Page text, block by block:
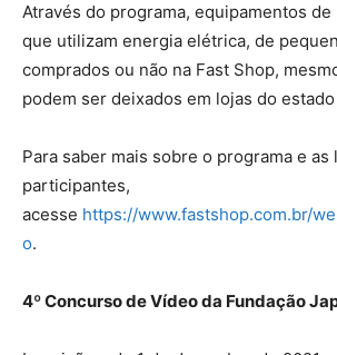
Através do programa, equipamentos
que utilizam energia elétrica, de
comprados ou não na Fast Shop,
podem ser deixados em lojas do
Para saber mais sobre o programa e as
participantes,
acesse https://www.fastshop.com.br/
o.
4º Concurso de Vídeo da Fundação